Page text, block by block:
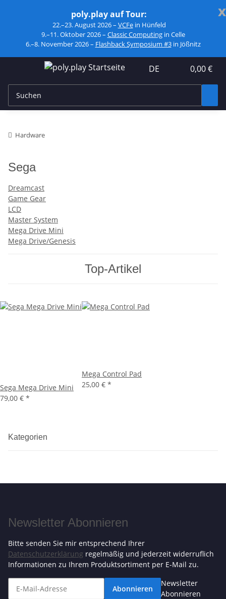
x
poly.play auf Tour:
22.–23. August 2026 – VCFein Hünfeld
9.–11. Oktober 2026 – Classic Computingin Celle
6.–8. November 2026 – Flashback Symposium #3in Jößnitz
DE 0,00 €
Hardware
Sega
Dreamcast
Game Gear
LCD
Master System
Mega Drive Mini
Mega Drive/Genesis
Top-Artikel
Sega Mega Drive Mini
79,00 € *
Mega Control Pad
25,00 € *
Kategorien
Newsletter Abonnieren
Bitte senden Sie mir entsprechend Ihrer
Datenschutzerklärung regelmäßig und jederzeit widerruflich
Informationen zu Ihrem Produktsortiment per E-Mail zu.
Abonnieren
Newsletter
Abonnieren